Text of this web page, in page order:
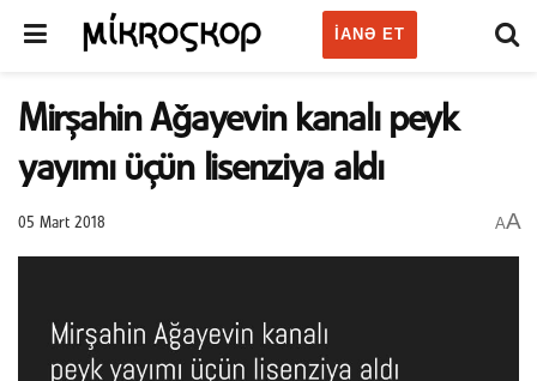
IANƏ ET
Mirşahin Ağayevin kanalı peyk
yayımı üçün lisenziya aldı
05 Mart 2018 AA